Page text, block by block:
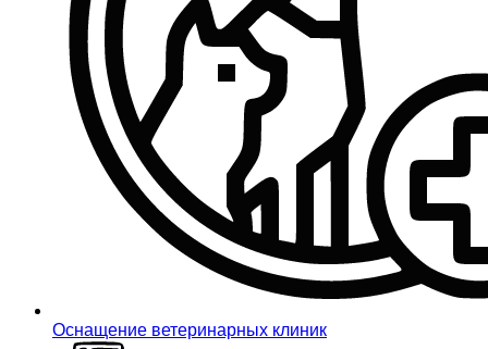
Оснащение ветеринарных клиник